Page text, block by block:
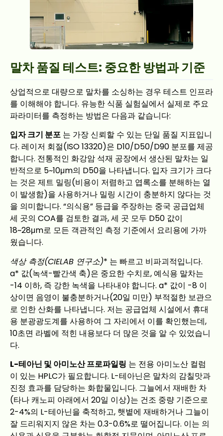
말차 품질 테스트: 중요한 방법과 기준
상업적으로 대량으로 말차를 소싱하는 경우 테스트 인프라
를 이해해야 합니다. 유능한 식품 실험실에서 실제로 주요
파라미터를 측정하는 방법은 다음과 같습니다:
입자 크기 분포 는 가장 신뢰할 수 있는 단일 품질 지표입니
다. 레이저 회절(ISO 13320)은 D10/D50/D90 분포를 제공
합니다. 전통적인 화강암 석재 공장에서 생산된 말차는 일
반적으로 5~10μm의 D50을 나타냅니다. 입자 크기가 크다
는 것은 제트 밀링(비용이 저렴하고 엽록소를 분해하는 열
이 발생함)을 사용하거나 밀링 시간이 충분하지 않다는 것
을 의미합니다. “의식용” 등급을 주장하는 중국 공급업체
세 곳의 COA를 검토한 결과, 세 곳 모두 D50 값이
18~28μm로 모든 객관적인 측정 기준에서 요리용에 가까
웠습니다.
색상 측정(CIELAB 연구소)* 는 빠르고 비파괴적입니다.
a* 값(녹색-빨간색 축)은 중요한 수치로, 예식용 말차는
-14 이하, 즉 강한 녹색을 나타내야 합니다. a* 값이 -8 이
상이면 음영이 불충분하거나(20일 미만) 부적절한 보관으
로 인한 산화를 나타냅니다. 저는 공급업체 시설에서 휴대
용 분광광도계를 사용하여 그 자리에서 이를 확인했는데,
10초면 라벨에 적힌 내용보다 더 많은 것을 알 수 있었습니
다.
L-테아닌 및 아미노산 프로파일링 는 전용 아미노산 컬럼
이 있는 HPLC가 필요합니다. L-테아닌은 말차의 감칠맛과
진정 효과를 담당하는 화합물입니다. 그늘에서 재배한 차
(타나 캐노피 아래에서 20일 이상)는 건조 중량 기준으로
2-4%의 L-테아닌을 축적하고, 햇볕에 재배하거나 그늘이
잘 드리워지지 않은 차는 0.3-0.6%로 떨어집니다. 이는 의